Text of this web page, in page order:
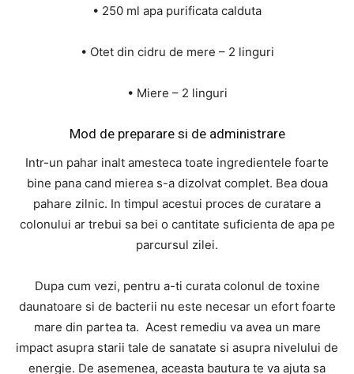
• 250 ml apa purificata calduta
• Otet din cidru de mere – 2 linguri
• Miere – 2 linguri
Mod de preparare si de administrare
Intr-un pahar inalt amesteca toate ingredientele foarte
bine pana cand mierea s-a dizolvat complet. Bea doua
pahare zilnic. In timpul acestui proces de curatare a
colonului ar trebui sa bei o cantitate suficienta de apa pe
parcursul zilei.
Dupa cum vezi, pentru a-ti curata colonul de toxine
daunatoare si de bacterii nu este necesar un efort foarte
mare din partea ta. Acest remediu va avea un mare
impact asupra starii tale de sanatate si asupra nivelului de
energie. De asemenea, aceasta bautura te va ajuta sa